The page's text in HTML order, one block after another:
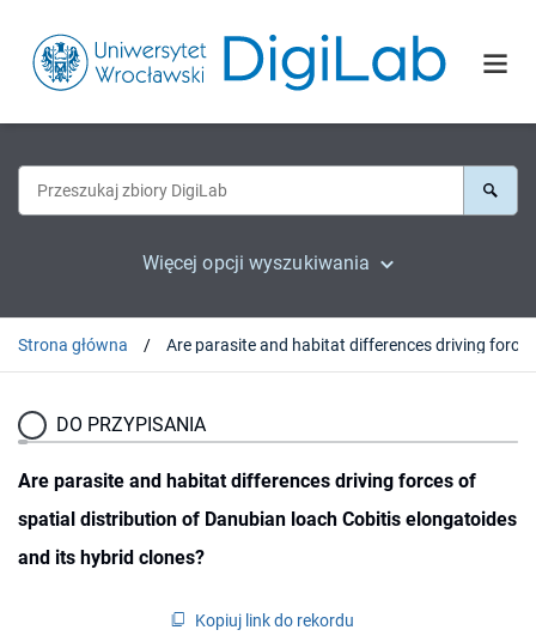
Więcej opcji wyszukiwania
Strona główna
DO PRZYPISANIA
Are parasite and habitat differences driving forces of
spatial distribution of Danubian loach Cobitis elongatoides
and its hybrid clones?
Kopiuj link do rekordu